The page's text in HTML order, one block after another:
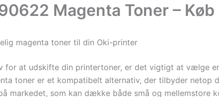
Magenta Toner –
magenta toner til din Oki-printer
for at udskifte din printertoner, er det vigtigt at vælge
toner er et kompatibelt alternativ, der tilbyder netop
markedet, som kan dække både små og mellemstore